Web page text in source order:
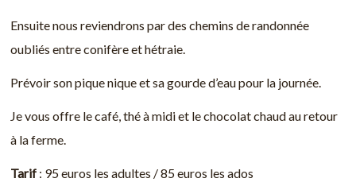
Ensuite nous reviendrons par des chemins de randonnée
oubliés entre conifère et hétraie.
Prévoir son pique nique et sa gourde d’eau pour la journée.
Je vous offre le café, thé à midi et le chocolat chaud au retour
à la ferme.
Tarif : 95 euros les adultes / 85 euros les ados